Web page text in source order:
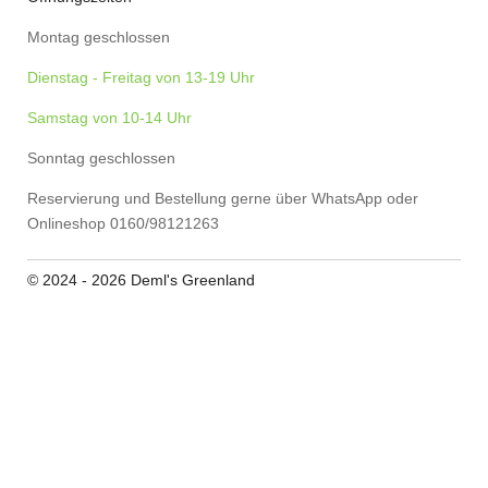
Montag geschlossen
Dienstag - Freitag von 13-19 Uhr
Samstag von 10-14 Uhr
Sonntag geschlossen
Reservierung und Bestellung gerne über WhatsApp oder
Onlineshop 0160/98121263
© 2024 - 2026 Deml's Greenland